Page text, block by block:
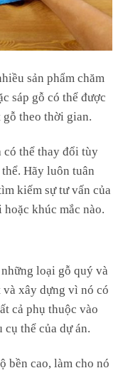
sản phẩm chăm
sáp gỗ có thể được
theo thời gian.
có thể thay đổi tùy
Hãy luôn tuân
kiếm sự tư vấn của
khúc mắc nào.
loại gỗ quý và
xây dựng vì nó có
cả phụ thuộc vào
thể của dự án.
bền cao, làm cho nó